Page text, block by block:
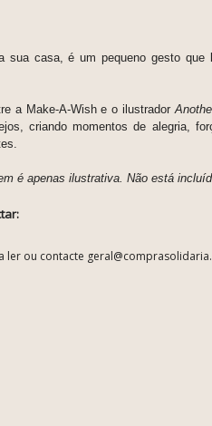
sua casa, é um pequeno gesto que
a Make-A-Wish e o ilustrador
criando momentos de alegria,
é apenas ilustrativa. Não está
ler ou contacte